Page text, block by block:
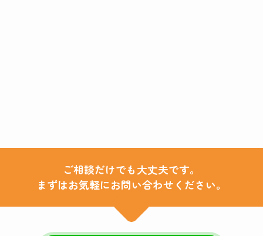
ご相談だけでも大丈夫です。
まずはお気軽にお問い合わせください。